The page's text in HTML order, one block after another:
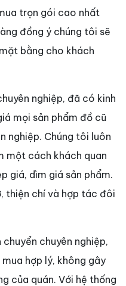
trọn gói cao nhất
đồng ý chúng tôi sẽ
bằng cho khách
nghiệp, đã có kinh
mọi sản phẩm đồ cũ
nghiệp. Chúng tôi luôn
một cách khách quan
giá, dìm giá sản phẩm.
thiện chí và hợp tác đôi
chuyên nghiệp,
hợp lý, không gây
của quán. Với hệ thống